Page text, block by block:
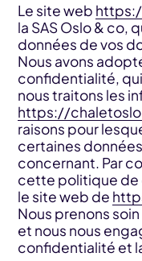
Le site web
la SAS Oslo & co,
données de vos
Nous avons
confidentialité,
nous traitons les
https://
raisons pour
certaines
concernant. Par
cette politique de
le site web de
Nous prenons
et nous nous
confidentialité et